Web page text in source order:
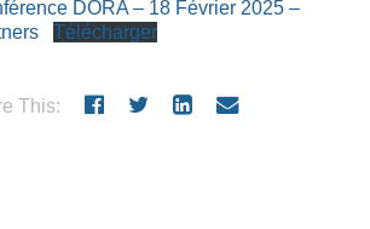
DORA – 18 Février 2025 –
Télécharger
This: